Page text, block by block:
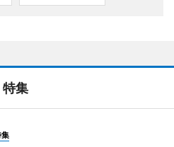
特集
集